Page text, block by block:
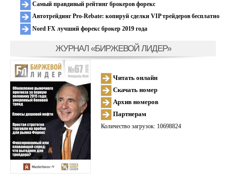
Самый правдивый рейтинг брокеров форекс
Автотрейдинг Pro-Rebate: копируй сделки VIP трейдеров бесплатно
Nord FX лучший форекс брокер 2019 года
ЖУРНАЛ «БИРЖЕВОЙ ЛИДЕР»
Читать онлайн
Скачать номер
Архив номеров
Партнерам
Количество загрузок: 10698824